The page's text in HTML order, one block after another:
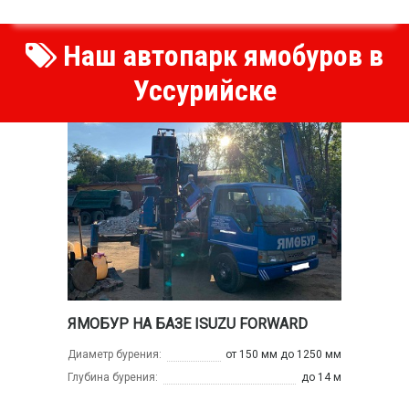
Наш автопарк ямобуров в
Уссурийске
ЯМОБУР НА БАЗЕ ISUZU FORWARD
Диаметр бурения:
от 150 мм до 1250 мм
Глубина бурения:
до 14 м